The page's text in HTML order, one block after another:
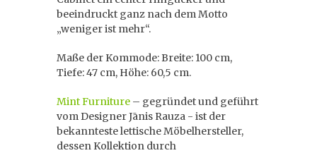
beeindruckt ganz nach dem Motto
„weniger ist mehr“.
Maße der Kommode: Breite: 100 cm,
Tiefe: 47 cm, Höhe: 60,5 cm.
Mint Furniture – gegründet und geführt
vom Designer Jānis Rauza - ist der
bekannteste lettische Möbelhersteller,
dessen Kollektion durch